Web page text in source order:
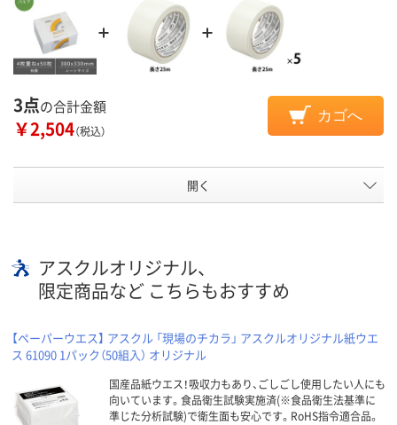
3点の合計金額
￥2,504（税込）
カゴへ
開く
アスクルオリジナル、
限定商品など こちらもおすすめ
【ペーパーウエス】 アスクル 「現場のチカラ」 アスクルオリジナル紙ウエ
ス 61090 1パック（50組入） オリジナル
国産品紙ウエス！吸収力もあり、ごしごし使用したい人にも
向いています。食品衛生試験実施済(※食品衛生法基準に
準じた分析試験)で衛生面も安心です。RoHS指令適合品。